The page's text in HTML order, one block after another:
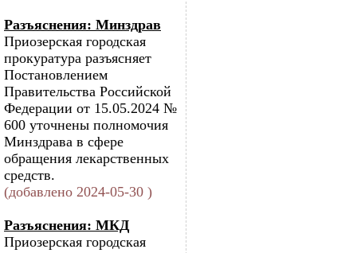
Разъяснения: Минздрав
Приозерская городская
прокуратура разъясняет
Постановлением
Правительства Российской
Федерации от 15.05.2024 №
600 уточнены полномочия
Минздрава в сфере
обращения лекарственных
средств.
(добавлено 2024-05-30 )
Разъяснения: МКД
Приозерская городская